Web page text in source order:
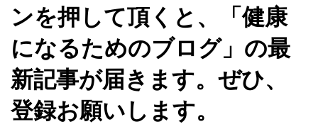
ンを押して頂くと、「健康
になるためのブログ」の最
新記事が届きます。ぜひ、
登録お願いします。